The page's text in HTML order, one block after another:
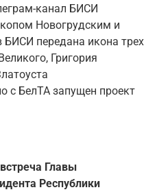
канал БИСИ
Новогрудским и
передана икона трех
Григория
с БелТА запущен проект
Главы
Республики